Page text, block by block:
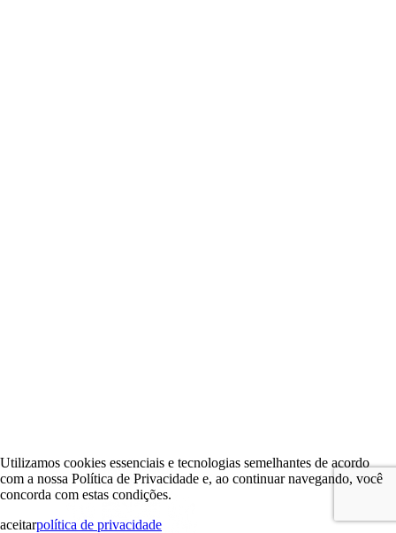
Utilizamos cookies essenciais e tecnologias semelhantes de acordo
com a nossa Política de Privacidade e, ao continuar navegando, você
concorda com estas condições.
aceitarpolítica de privacidade